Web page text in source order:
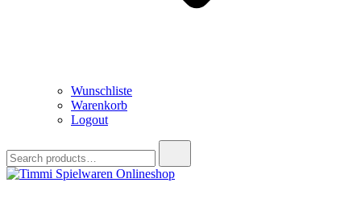
Wunschliste
Warenkorb
Logout
for: